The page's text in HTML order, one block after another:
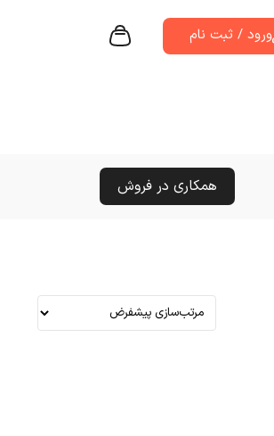
ورود / ثبت نام
همکاری در فروش